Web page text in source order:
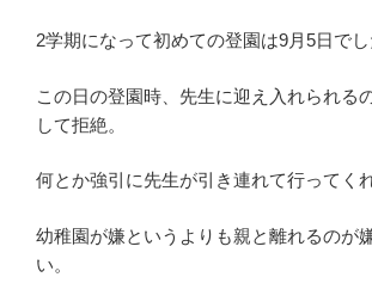
2学期になって初めての登園は9月5日でし
この日の登園時、先生に迎え入れられる
して拒絶。
何とか強引に先生が引き連れて行ってく
幼稚園が嫌というよりも親と離れるのが
い。